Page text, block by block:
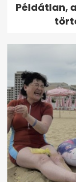
Példátlan,